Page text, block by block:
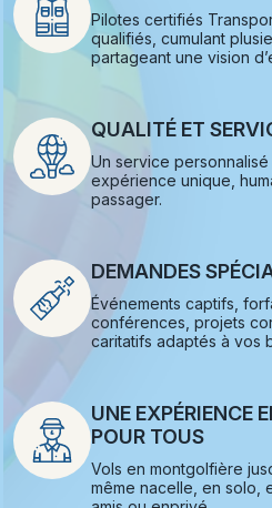
Pilotes certifiés
qualifiés, cumulant
partageant une vision
QUALITÉ ET
Un service
expérience unique,
passager.
DEMANDES
Événements captifs,
conférences, projets
caritatifs adaptés à vos
UNE EXPÉRIENCE
POUR TOUS
Vols en montgolfière
même nacelle, en solo,